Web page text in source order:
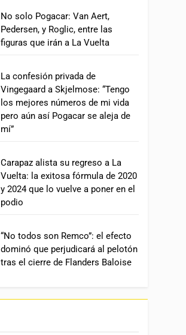
No solo Pogacar: Van Aert,
Pedersen, y Roglic, entre las
figuras que irán a La Vuelta
La confesión privada de
Vingegaard a Skjelmose: “Tengo
los mejores números de mi vida
pero aún así Pogacar se aleja de
mí”
Carapaz alista su regreso a La
Vuelta: la exitosa fórmula de 2020
y 2024 que lo vuelve a poner en el
podio
“No todos son Remco”: el efecto
dominó que perjudicará al pelotón
tras el cierre de Flanders Baloise